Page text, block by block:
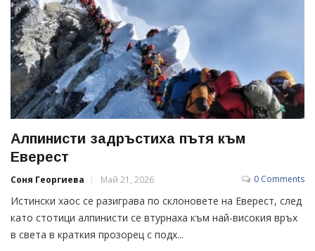
Алпинисти задръстиха пътя към
Еверест
Соня Георгиева Май 21, 2026 0 Comments
Истински хаос се разиграва по склоновете на Еверест, след
като стотици алпинисти се втурнаха към най-високия връх
в света в краткия прозорец с подх...